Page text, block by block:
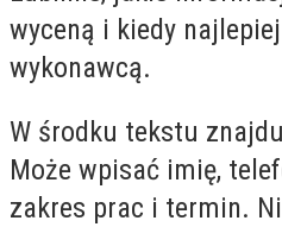
wyceną i kiedy
wykonawcą.
W środku tekstu
Może wpisać imię,
zakres prac i termin.